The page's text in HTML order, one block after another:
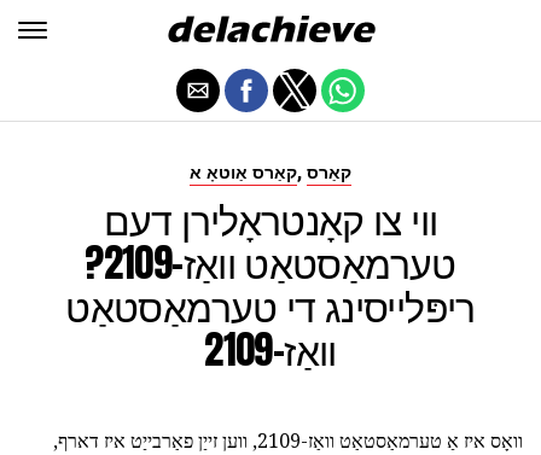
קאַרס אַוטאָ א, קאַרס
ווי צו קאָנטראָלירן דעם
טערמאַסטאַט וואַז-2109?
ריפּלייסינג די טערמאַסטאַט
וואַז-2109
וואָס איז אַ טערמאַסטאַט וואַז-2109, ווען זייַן פאַרבייַט איז דארף,